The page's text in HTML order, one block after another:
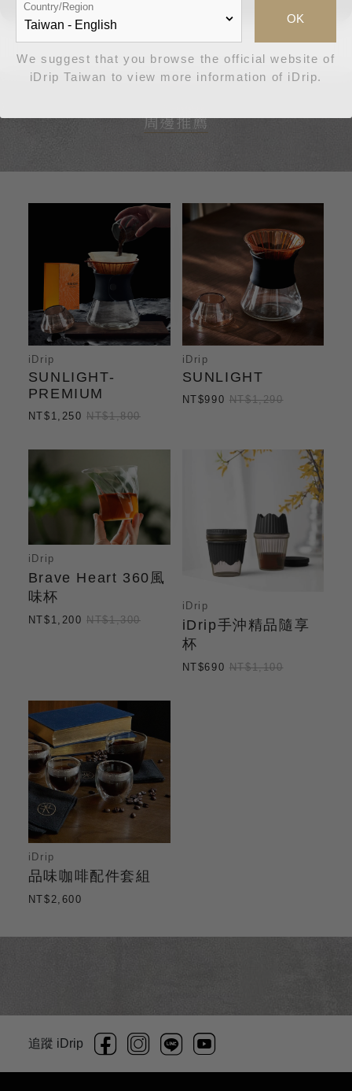
周邊推薦
iDrip
SUNLIGHT-
PREMIUM
NT$1,250NT$1,800
iDrip
SUNLIGHT
NT$990 NT$1,290
iDrip
Brave Heart 360風
味杯
NT$1,200NT$1,300
iDrip
iDrip手沖精品隨享
杯
NT$690 NT$1,100
iDrip
品味咖啡配件套組
NT$2,600
追蹤 iDrip
Country/Region
OK
We suggest that you browse the official website of
iDrip Taiwan to view more information of iDrip.